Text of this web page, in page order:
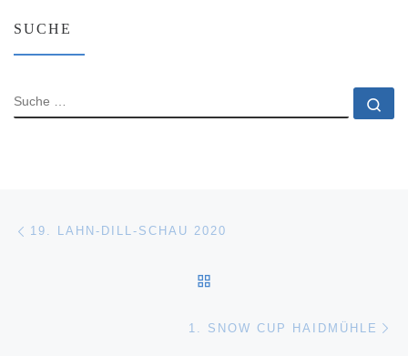
SUCHE
SUCHE
Beitragsnavigation
19. LAHN-DILL-SCHAU 2020
1. SNOW CUP HAIDMÜHLE